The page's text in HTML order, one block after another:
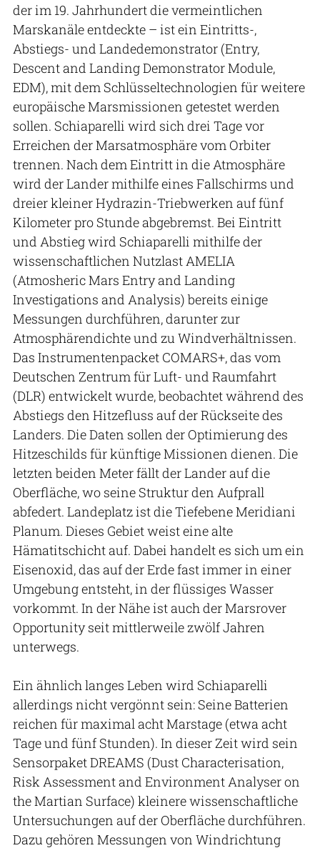
der im 19. Jahrhundert die vermeintlichen
Marskanäle entdeckte – ist ein Eintritts-,
Abstiegs- und Landedemonstrator (Entry,
Descent and Landing Demonstrator Module,
EDM), mit dem Schlüsseltechnologien für weitere
europäische Marsmissionen getestet werden
sollen. Schiaparelli wird sich drei Tage vor
Erreichen der Marsatmosphäre vom Orbiter
trennen. Nach dem Eintritt in die Atmosphäre
wird der Lander mithilfe eines Fallschirms und
dreier kleiner Hydrazin-Triebwerken auf fünf
Kilometer pro Stunde abgebremst. Bei Eintritt
und Abstieg wird Schiaparelli mithilfe der
wissenschaftlichen Nutzlast AMELIA
(Atmosheric Mars Entry and Landing
Investigations and Analysis) bereits einige
Messungen durchführen, darunter zur
Atmosphärendichte und zu Windverhältnissen.
Das Instrumentenpacket COMARS+, das vom
Deutschen Zentrum für Luft- und Raumfahrt
(DLR) entwickelt wurde, beobachtet während des
Abstiegs den Hitzefluss auf der Rückseite des
Landers. Die Daten sollen der Optimierung des
Hitzeschilds für künftige Missionen dienen. Die
letzten beiden Meter fällt der Lander auf die
Oberfläche, wo seine Struktur den Aufprall
abfedert. Landeplatz ist die Tiefebene Meridiani
Planum. Dieses Gebiet weist eine alte
Hämatitschicht auf. Dabei handelt es sich um ein
Eisenoxid, das auf der Erde fast immer in einer
Umgebung entsteht, in der flüssiges Wasser
vorkommt. In der Nähe ist auch der Marsrover
Opportunity seit mittlerweile zwölf Jahren
unterwegs.
Ein ähnlich langes Leben wird Schiaparelli
allerdings nicht vergönnt sein: Seine Batterien
reichen für maximal acht Marstage (etwa acht
Tage und fünf Stunden). In dieser Zeit wird sein
Sensorpaket DREAMS (Dust Characterisation,
Risk Assessment and Environment Analyser on
the Martian Surface) kleinere wissenschaftliche
Untersuchungen auf der Oberfläche durchführen.
Dazu gehören Messungen von Windrichtung